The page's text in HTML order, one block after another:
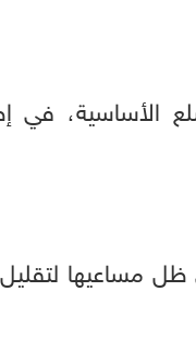
في
مساعيها لتقليل